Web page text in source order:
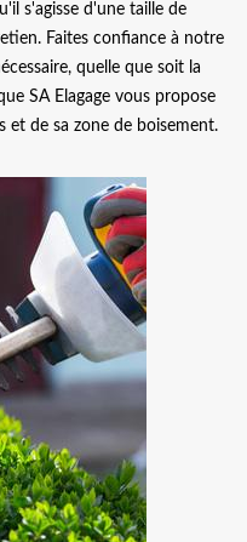
s'agisse d'une taille de
Faites confiance à notre
quelle que soit la
SA Elagage vous propose
et de sa zone de boisement.